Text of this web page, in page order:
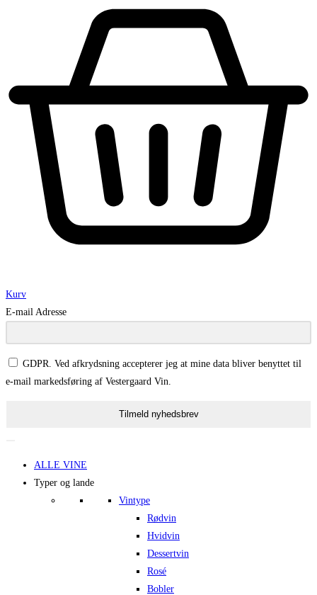
Kurv
E-mail Adresse
GDPR. Ved afkrydsning accepterer jeg at mine data bliver benyttet til
e-mail markedsføring af Vestergaard Vin.
Tilmeld nyhedsbrev
ALLE VINE
Typer og lande
Vintype
Rødvin
Hvidvin
Dessertvin
Rosé
Bobler